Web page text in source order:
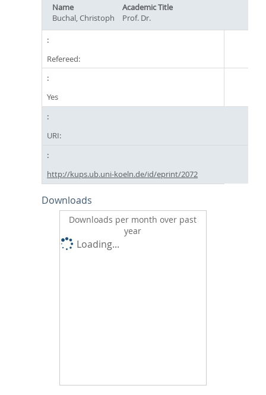
Name
Academic Title
Buchal, Christoph
Prof. Dr.
Refereed:
Yes
URI:
http://kups.ub.uni-koeln.de/id/eprint/2072
Downloads
Downloads per month over past
year
Loading...